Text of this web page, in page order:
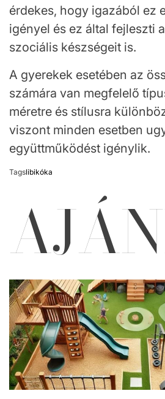
érdekes, hogy igazából ez
igényel és ez által fejleszti
szociális készségeit is.
A gyerekek esetében az
számára van megfelelő
méretre és stílusra
viszont minden esetben
együttműködést igénylik.
Tagslibikóka